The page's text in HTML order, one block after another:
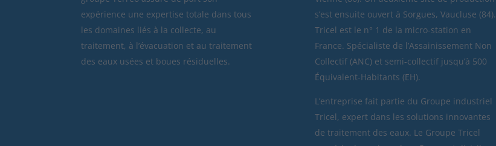
expérience une expertise totale dans tous
les domaines liés à la collecte, au
traitement, à l’évacuation et au traitement
des eaux usées et boues résiduelles.
s’est ensuite ouvert à Sorgues, Vaucluse (84).
Tricel est le n° 1 de la micro-station en
France. Spécialiste de l’Assainissement Non
Collectif (ANC) et semi-collectif jusqu’à 500
Équivalent-Habitants (EH).
L’entreprise fait partie du Groupe industriel
Tricel, expert dans les solutions innovantes
de traitement des eaux. Le Groupe Tricel